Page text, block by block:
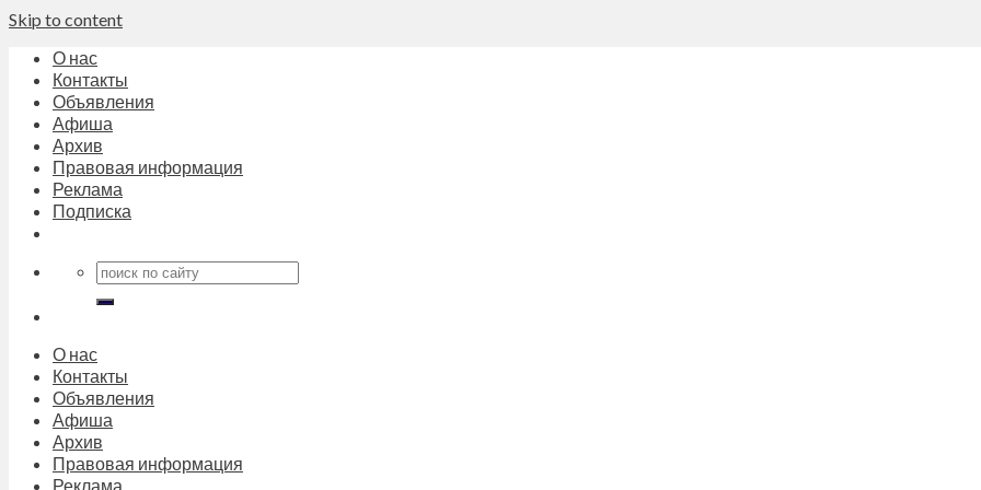
Skip to content
О нас
Контакты
Объявления
Афиша
Архив
Правовая информация
Реклама
Подписка
О нас
Контакты
Объявления
Афиша
Архив
Правовая информация
Реклама